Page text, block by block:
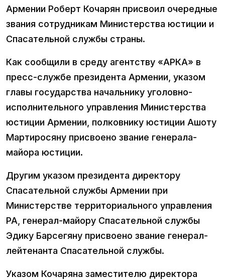
Армении Роберт Кочарян присвоил очередные
звания сотрудникам Министерства юстиции и
Спасательной службы страны.
Как сообщили в среду агентству «АРКА» в
пресс-службе президента Армении, указом
главы государства начальнику уголовно-
исполнительного управления Министерства
юстиции Армении, полковнику юстиции Ашоту
Мартиросяну присвоено звание генерала-
майора юстиции.
Другим указом президента директору
Спасательной службы Армении при
Министерстве территориального управления
РА, генерал-майору Спасательной службы
Эдику Барсегяну присвоено звание генерал-
лейтенанта Спасательной службы.
Указом Кочаряна заместителю директора